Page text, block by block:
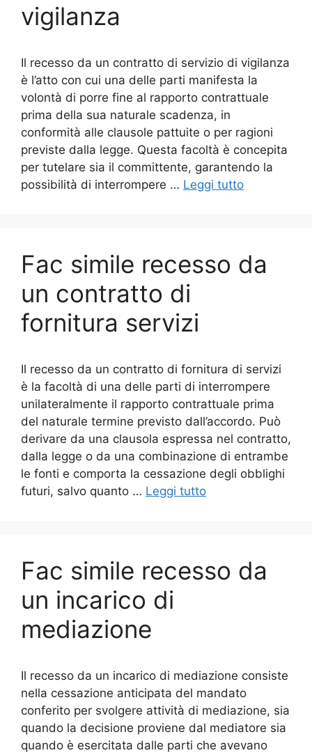
vigilanza​
Il recesso da un contratto di servizio di vigilanza
è l’atto con cui una delle parti manifesta la
volontà di porre fine al rapporto contrattuale
prima della sua naturale scadenza, in
conformità alle clausole pattuite o per ragioni
previste dalla legge. Questa facoltà è concepita
per tutelare sia il committente, garantendo la
possibilità di interrompere … Leggi tutto
Fac simile recesso da
un contratto di
fornitura servizi​
Il recesso da un contratto di fornitura di servizi
è la facoltà di una delle parti di interrompere
unilateralmente il rapporto contrattuale prima
del naturale termine previsto dall’accordo. Può
derivare da una clausola espressa nel contratto,
dalla legge o da una combinazione di entrambe
le fonti e comporta la cessazione degli obblighi
futuri, salvo quanto … Leggi tutto
Fac simile recesso da
un incarico di
mediazione​
Il recesso da un incarico di mediazione consiste
nella cessazione anticipata del mandato
conferito per svolgere attività di mediazione, sia
quando la decisione proviene dal mediatore sia
quando è esercitata dalle parti che avevano